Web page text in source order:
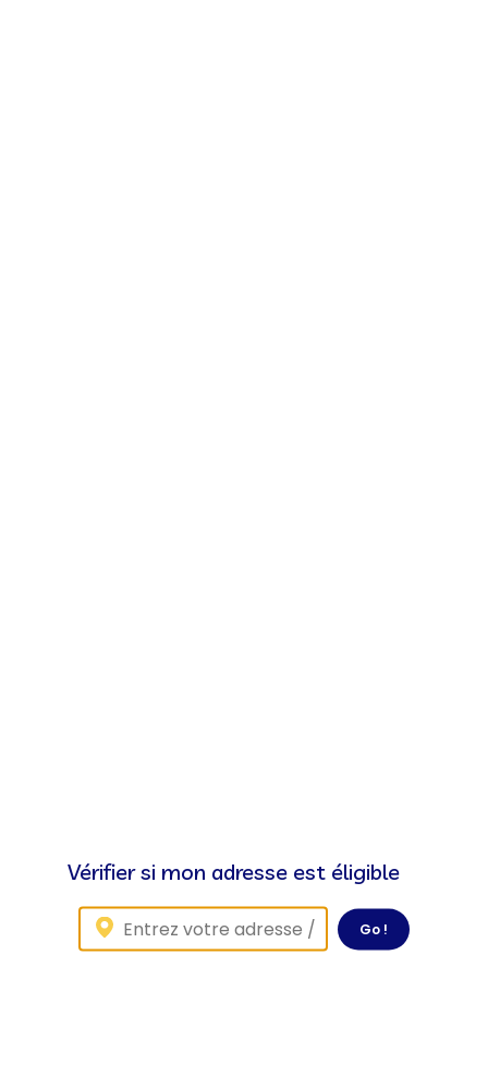
Vérifier si mon adresse est éligible